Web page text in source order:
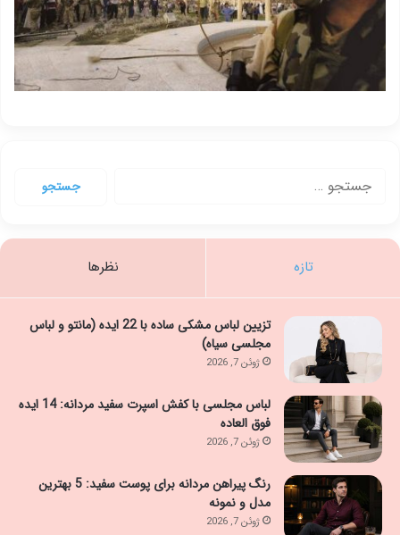
تازه نظرها
تزیین لباس مشکی ساده با 22 ایده (مانتو و لباس
مجلسی سیاه)
ژوئن 7, 2026
لباس مجلسی با کفش اسپرت سفید مردانه: 14 ایده
فوق العاده
ژوئن 7, 2026
رنگ پیراهن مردانه برای پوست سفید: 5 بهترین
مدل و نمونه
ژوئن 7, 2026